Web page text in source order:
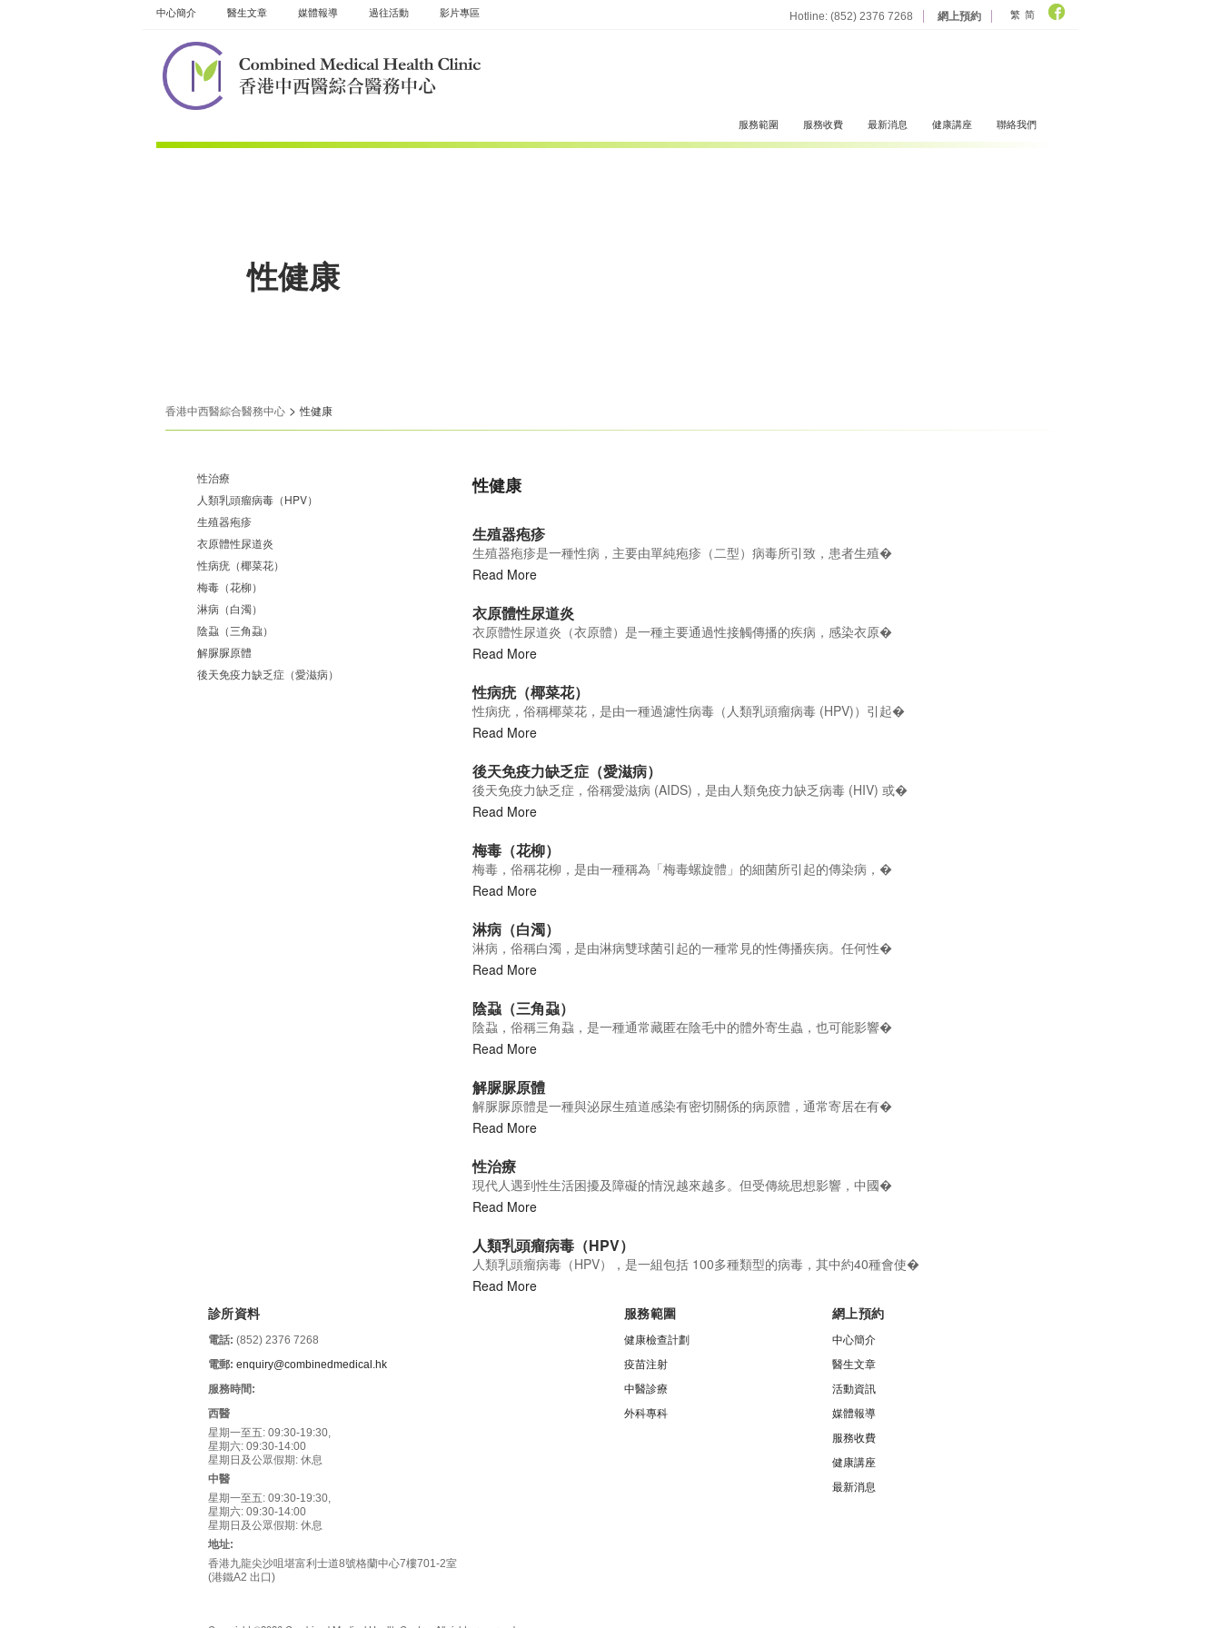
Skip
to
content
中心簡介 醫生文章 媒體報導 過往活動 影片專區 Hotline: (852) 2376 7268 網上預約 繁 简
服務範圍 服務收費 最新消息 健康講座 聯絡我們
性健康
香港中西醫綜合醫務中心 >性健康
性治療
人類乳頭瘤病毒（HPV）
生殖器疱疹
衣原體性尿道炎
性病疣（椰菜花）
梅毒（花柳）
淋病（白濁）
陰蝨（三角蝨）
解脲脲原體
後天免疫力缺乏症（愛滋病）
性健康
生殖器疱疹
生殖器疱疹是一種性病，主要由單純疱疹（二型）病毒所引致，患者生殖�
Read More
衣原體性尿道炎
衣原體性尿道炎（衣原體）是一種主要通過性接觸傳播的疾病，感染衣原�
Read More
性病疣（椰菜花）
性病疣，俗稱椰菜花，是由一種過濾性病毒（人類乳頭瘤病毒 (HPV)）引起�
Read More
後天免疫力缺乏症（愛滋病）
後天免疫力缺乏症，俗稱愛滋病 (AIDS)，是由人類免疫力缺乏病毒 (HIV) 或�
Read More
梅毒（花柳）
梅毒，俗稱花柳，是由一種稱為「梅毒螺旋體」的細菌所引起的傳染病，�
Read More
淋病（白濁）
淋病，俗稱白濁，是由淋病雙球菌引起的一種常見的性傳播疾病。任何性�
Read More
陰蝨（三角蝨）
陰蝨，俗稱三角蝨，是一種通常藏匿在陰毛中的體外寄生蟲，也可能影響�
Read More
解脲脲原體
解脲脲原體是一種與泌尿生殖道感染有密切關係的病原體，通常寄居在有�
Read More
性治療
現代人遇到性生活困擾及障礙的情況越來越多。但受傳統思想影響，中國�
Read More
人類乳頭瘤病毒（HPV）
人類乳頭瘤病毒（HPV），是一組包括 100多種類型的病毒，其中約40種會使�
Read More
診所資料
電話: (852) 2376 7268
電郵: enquiry@combinedmedical.hk
服務時間:
西醫
星期一至五: 09:30-19:30,
星期六: 09:30-14:00
星期日及公眾假期: 休息
中醫
星期一至五: 09:30-19:30,
星期六: 09:30-14:00
星期日及公眾假期: 休息
地址:
香港九龍尖沙咀堪富利士道8號格蘭中心7樓701-2室
(港鐵A2 出口)
服務範圍
健康檢查計劃
疫苗注射
中醫診療
外科專科
網上預約
中心簡介
醫生文章
活動資訊
媒體報導
服務收費
健康講座
最新消息